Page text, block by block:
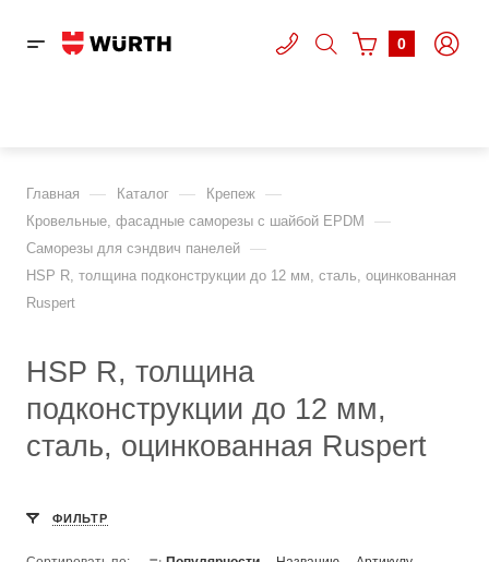
0
Главная — Каталог — Крепеж —
Кровельные, фасадные саморезы с шайбой EPDM —
Саморезы для сэндвич панелей —
HSP R, толщина подконструкции до 12 мм, сталь, оцинкованная
Ruspert
HSP R, толщина
подконструкции до 12 мм,
сталь, оцинкованная Ruspert
ФИЛЬТР